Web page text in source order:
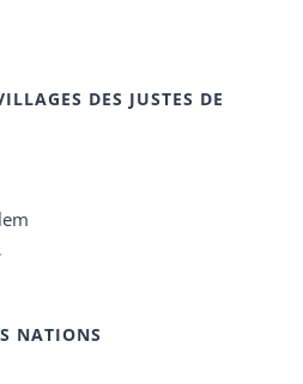
DES JUSTES DE
NATIONS